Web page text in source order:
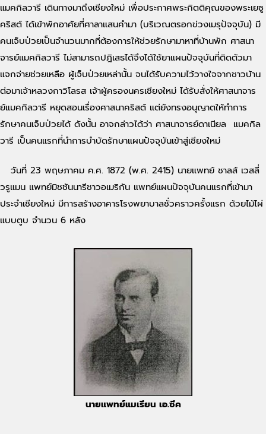
แมคกิลวารี เดินทางมาถึงเชียงใหม่ เพื่อประกาศพระกิตติคุณของพระเยซู
คริสต์ ได้เข้าพักอาศัยที่ศาลาแสนคำมา (บริเวณตรอกข่วงเมรุปัจจุบัน) มี
คนเจ็บป่วยเป็นจำนวนมากที่ต้องการให้ช่วยรักษามาหาที่บ้านพัก ศาสนา
จารย์แมคกิลวารี ไม่สามารถปฎิเสธได้จึงได้ใช้ยาแผนปัจจุบันที่ติดตัวมา
แจกจ่ายช่วยเหลือ ผู้เจ็บป่วยเหล่านั้น จนได้รับความไว้วางใจจากชาวบ้าน
ต่อมาเจ้าหลวงกาวิโลรส เจ้าผู้ครองนครเชียงใหม่ ได้รับสั่งให้ศาสนาจาร
ย์แมคกิลวารี หยุดสอนเรื่องศาสนาคริสต์ แต่ยังทรงอนุญาตให้ทำการ
รักษาคนเจ็บป่วยได้ ดังนั้น อาจกล่าวได้ว่า ศาสนาจารย์ดาเนียล แมคกิล
วารี เป็นคนแรกที่นำการบำบัดรักษาแผนปัจจุบันเข้าสู่เชียงใหม่
วันที่ 23 พฤษภาคม ค.ศ. 1872 (พ.ศ. 2415) นายแพทย์ ชาลส์ เวสลี่
วรูแมน แพทย์มิชชันนารีชาวอเมริกัน แพทย์แผนปัจจุบันคนแรกที่เข้ามา
ประจำเชียงใหม่ มีการสร้างอาคารโรงพยาบาลชั่วคราวครั้งแรก ด้วยไม้ไผ่
แบบตูบ จำนวน 6 หลัง
นายแพทย์แมเรียน เอ.ซีค